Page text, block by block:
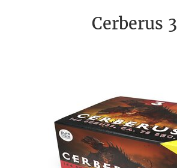
Cerberus 3